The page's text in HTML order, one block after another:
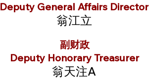
Deputy General Affairs Director
翁江立
副财政
Deputy Honorary Treasurer
翁天注A